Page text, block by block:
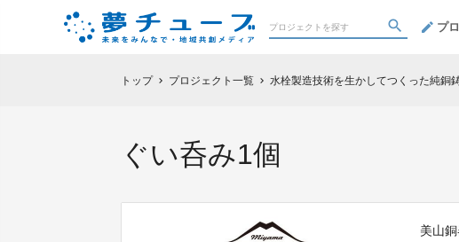
プ
トップ chevron_right プロジェクト一覧 chevron_right 水栓製造技術を生かしてつくった純銅
ぐい呑み1個
美山銅